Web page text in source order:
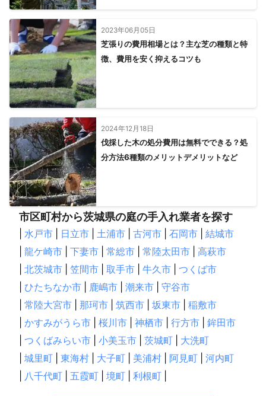
2023年06月05日
芝張りの費用相場とは？主な芝の種類と特
徴、費用を安く抑えるコツも
2024年12月18日
伐採した木の処分費用は無料でできる？処
分方法6種類のメリットデメリットなど
市区町村から茨城県の庭の手入れ業者を探す
水戸市 日立市 土浦市 古河市 石岡市
結城市
龍ケ崎市 下妻市 常総市 常陸太田市
高萩市
北茨城市 笠間市 取手市 牛久市
つくば市
ひたちなか市 鹿嶋市 潮来市
守谷市
常陸大宮市 那珂市 筑西市 坂東市
稲敷市
かすみがうら市 桜川市 神栖市 行方市
鉾田市
つくばみらい市 小美玉市 茨城町
大洗町
城里町 東海村 大子町 美浦村 阿見町
河内町
八千代町 五霞町 境町 利根町